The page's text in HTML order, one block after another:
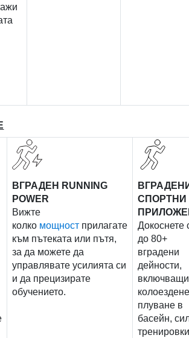
ВГРАДЕН RUNNING
POWER
Вижте
колко мощност прилагате
към пътеката или пътя,
за да можете да
управлявате усилията си
и да прецизирате
обучението.
СПОРТНИ
Докоснете
до 80+
вградени
дейности,
включващи
плуване в
басейн,